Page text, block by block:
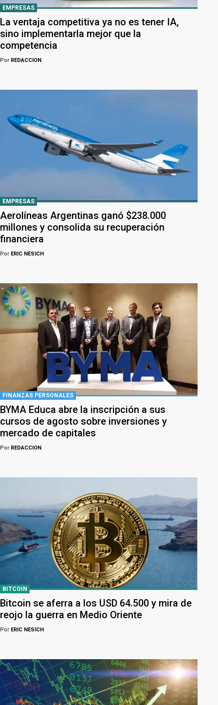
EMPRESAS
La ventaja competitiva ya no es tener IA,
sino implementarla mejor que la
competencia
Por REDACCION
EMPRESAS
Aerolíneas Argentinas ganó $238.000
millones y consolida su recuperación
financiera
Por ERIC NESICH
FINANZAS PERSONALES
BYMA Educa abre la inscripción a sus
cursos de agosto sobre inversiones y
mercado de capitales
Por REDACCION
BITCOIN
Bitcoin se aferra a los USD 64.500 y mira de
reojo la guerra en Medio Oriente
Por ERIC NESICH